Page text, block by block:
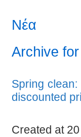
Νέα
Archive
Spring
discounted
Created at